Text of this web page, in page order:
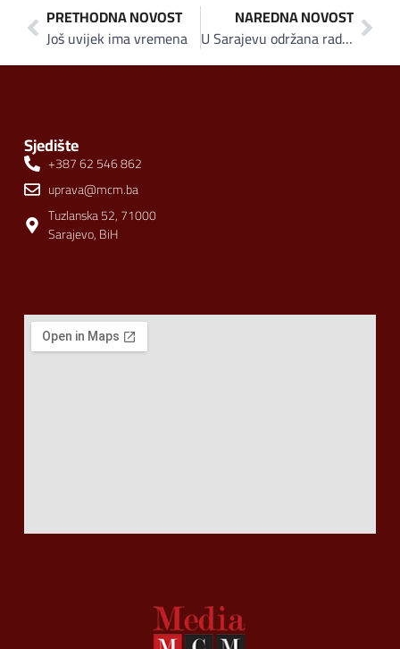
PRETHODNA NOVOST
Još uvijek ima vremena
NAREDNA NOVOST
U Sarajevu održana radionica «Hrana je lijek»
Sjedište
+387 62 546 862
uprava@mcm.ba
Tuzlanska 52, 71000
Sarajevo, BiH